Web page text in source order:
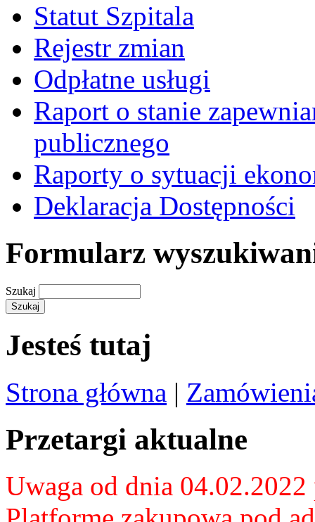
Statut Szpitala
Rejestr zmian
Odpłatne usługi
Raport o stanie
publicznego
Raporty o sytuacji
Deklaracja Dostępności
Formularz
Szukaj
Jesteś tutaj
Strona główna |
Przetargi aktualne
Uwaga od dnia